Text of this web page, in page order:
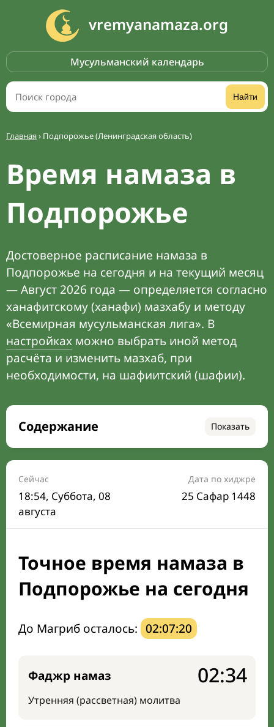
vremyanamaza.org
Мусульманский календарь
Найти
Главная› Подпорожье (Ленинградская область)
Время намаза в
Подпорожье
Достоверное расписание намаза в
Подпорожье на сегодня и на текущий месяц
— Август 2026 года — определяется согласно
ханафитскому (ханафи) мазхабу и методу
«Всемирная мусульманская лига». В
настройках можно выбрать иной метод
расчёта и изменить мазхаб, при
необходимости, на шафиитский (шафии).
Содержание Показать
Время намаза на сегодня
Расписание на месяц
Время Сухура и Ифтара на сегодня
Календарь рамадана
Направление киблы
Сейчас
18:54, Суббота, 08
августа
Дата по хиджре
25 Сафар 1448
Точное время намаза в
Подпорожье на сегодня
До Магриб осталось: 02:07:19
Фаджр намаз
Утренняя (рассветная) молитва
02:34